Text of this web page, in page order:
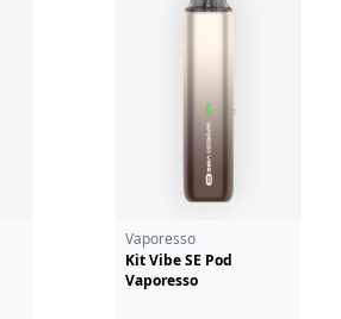
Vaporesso
Kit Vibe SE Pod
Vaporesso